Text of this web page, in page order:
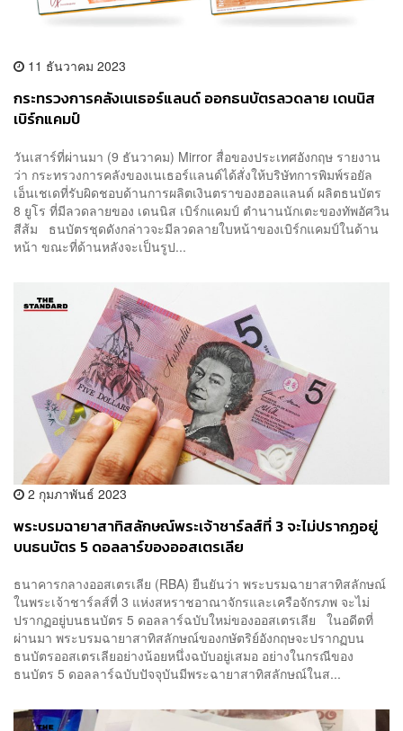
11 ธันวาคม 2023
กระทรวงการคลังเนเธอร์แลนด์ ออกธนบัตรลวดลาย เดนนิส
เบิร์กแคมป์
วันเสาร์ที่ผ่านมา (9 ธันวาคม) Mirror สื่อของประเทศอังกฤษ รายงาน
ว่า กระทรวงการคลังของเนเธอร์แลนด์ได้สั่งให้บริษัทการพิมพ์รอยัล
เอ็นเชเดที่รับผิดชอบด้านการผลิตเงินตราของฮอลแลนด์ ผลิตธนบัตร
8 ยูโร ที่มีลวดลายของ เดนนิส เบิร์กแคมป์ ตำนานนักเตะของทัพอัศวิน
สีส้ม ธนบัตรชุดดังกล่าวจะมีลวดลายใบหน้าของเบิร์กแคมป์ในด้าน
หน้า ขณะที่ด้านหลังจะเป็นรูป...
2 กุมภาพันธ์ 2023
พระบรมฉายาสาทิสลักษณ์พระเจ้าชาร์ลส์ที่ 3 จะไม่ปรากฏอยู่
บนธนบัตร 5 ดอลลาร์ของออสเตรเลีย
ธนาคารกลางออสเตรเลีย (RBA) ยืนยันว่า พระบรมฉายาสาทิสลักษณ์
ในพระเจ้าชาร์ลส์ที่ 3 แห่งสหราชอาณาจักรและเครือจักรภพ จะไม่
ปรากฏอยู่บนธนบัตร 5 ดอลลาร์ฉบับใหม่ของออสเตรเลีย ในอดีตที่
ผ่านมา พระบรมฉายาสาทิสลักษณ์ของกษัตริย์อังกฤษจะปรากฏบน
ธนบัตรออสเตรเลียอย่างน้อยหนึ่งฉบับอยู่เสมอ อย่างในกรณีของ
ธนบัตร 5 ดอลลาร์ฉบับปัจจุบันมีพระฉายาสาทิสลักษณ์ในส...